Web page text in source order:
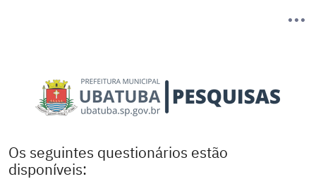
Os seguintes questionários estão
disponíveis: